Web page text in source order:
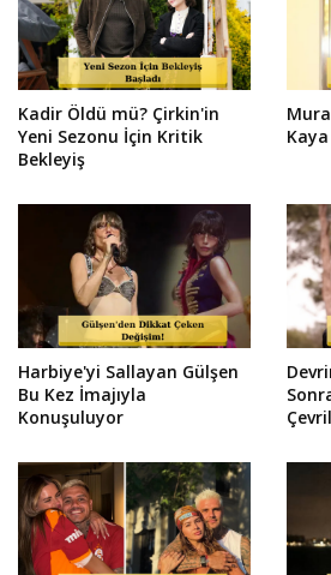
Kadir Öldü mü? Çirkin'in
Yeni Sezonu İçin Kritik
Bekleyiş
Harbiye'yi Sallayan Gülşen
Bu Kez İmajıyla
Konuşuluyor